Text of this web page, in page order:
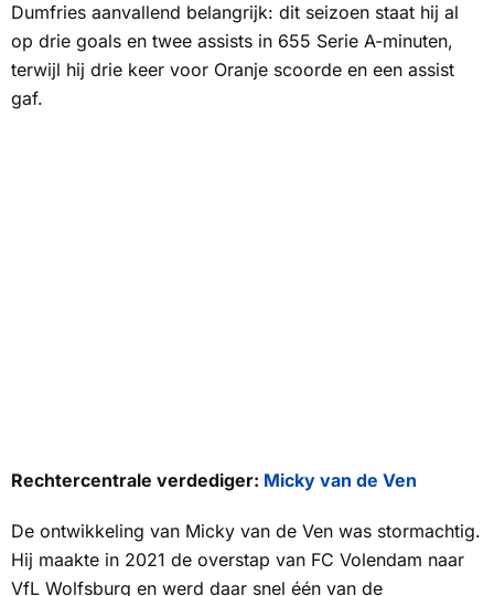
Dumfries aanvallend belangrijk: dit seizoen staat hij al
op drie goals en twee assists in 655 Serie A-minuten,
terwijl hij drie keer voor Oranje scoorde en een assist
gaf.
Rechtercentrale verdediger: Micky van de Ven
De ontwikkeling van Micky van de Ven was stormachtig.
Hij maakte in 2021 de overstap van FC Volendam naar
VfL Wolfsburg en werd daar snel één van de